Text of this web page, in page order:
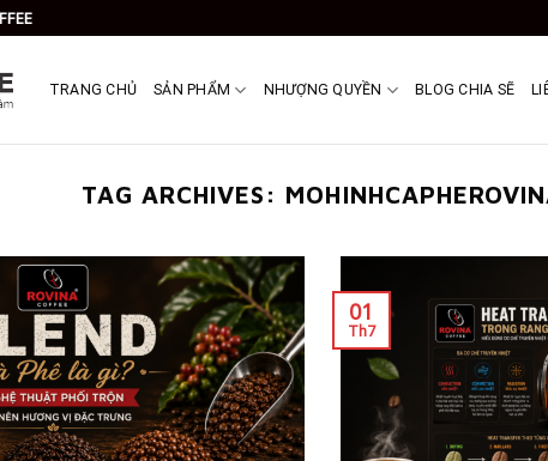
TRANG CHỦ SẢN PHẨM NHƯỢNG QUYỀN BLOG CHIA SẼ
TAG ARCHIVES:
01
Th7